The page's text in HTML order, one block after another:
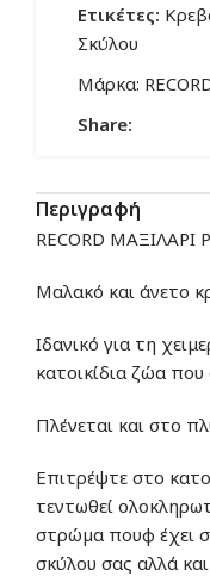
Ετικέτες:
Σκύλου
Μάρκα:
Share:
Περιγραφή
RECORD ΜΑΞΙΛΑΡΙ
Μαλακό και άνετο
Ιδανικό για τη
κατοικίδια ζώα
Πλένεται και στο
Επιτρέψτε στο
τεντωθεί
στρώµα πουφ έχει
σκύλου σας αλλά